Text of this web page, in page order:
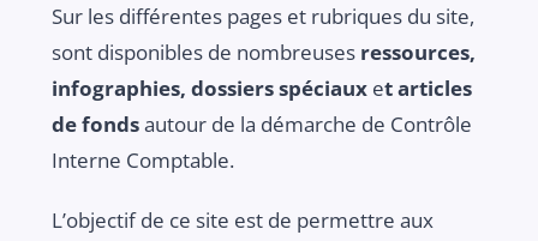
Sur les différentes pages et rubriques du site,
sont disponibles de nombreuses ressources,
infographies, dossiers spéciauxet articles
de fondsautour de la démarche de Contrôle
Interne Comptable.
L’objectif de ce site est de permettre aux